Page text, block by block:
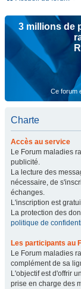
3 millions de
Ce forum
Charte
Accès au service
Le Forum maladies
publicité.
La lecture des
nécessaire, de
échanges.
L'inscription est
La protection des
politique de
Les participants au
Le Forum maladies
complément de sa
L'objectif est d'offrir
prise en charge des